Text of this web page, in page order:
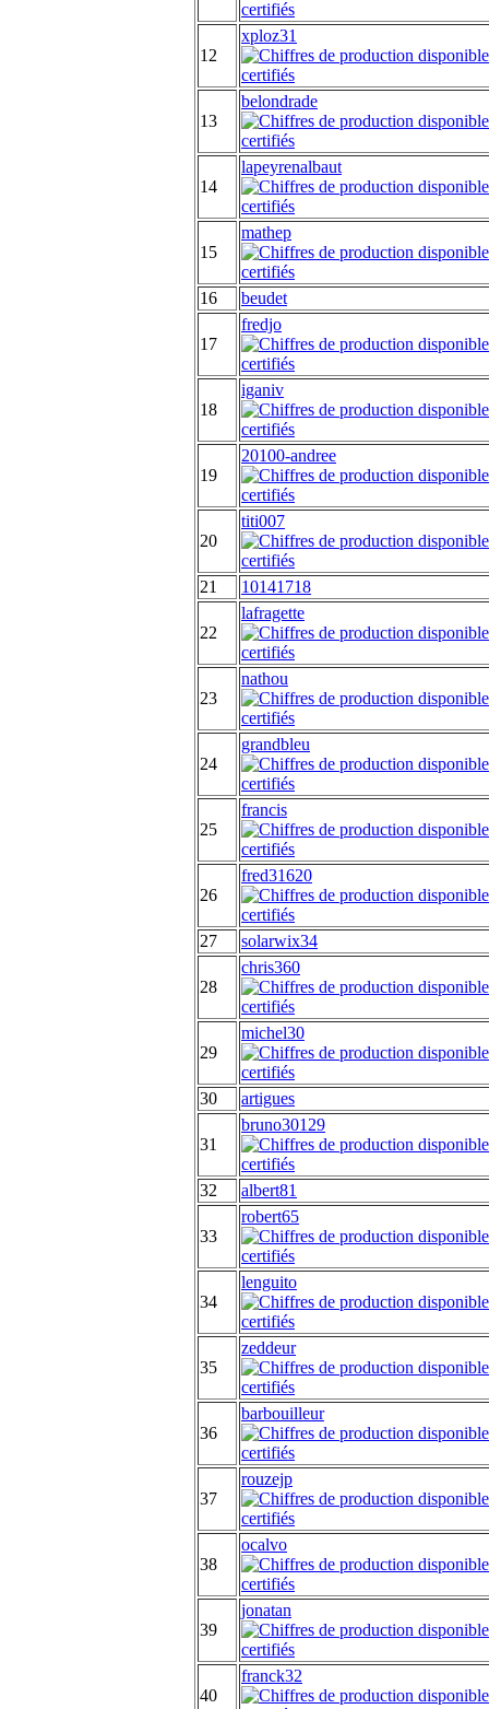
12
xploz31
13
belondrade
14
lapeyrenalbaut
15
mathep
16 beudet
17
fredjo
18
iganiv
19
20100-andree
20
titi007
21 10141718
22
lafragette
23
nathou
24
grandbleu
25
francis
26
fred31620
27 solarwix34
28
chris360
29
michel30
30 artigues
31
bruno30129
32 albert81
33
robert65
34
lenguito
35
zeddeur
36
barbouilleur
37
rouzejp
38
ocalvo
39
jonatan
40
franck32